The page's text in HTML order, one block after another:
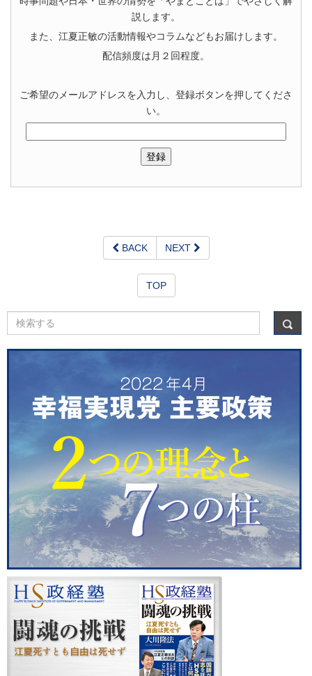
説します。
また、江夏正敏の活動情報やコラムなどもお届けします。
配信頻度は月２回程度。
ご希望のメールアドレスを入力し、登録ボタンを押してくださ
い。
BACK NEXT
TOP